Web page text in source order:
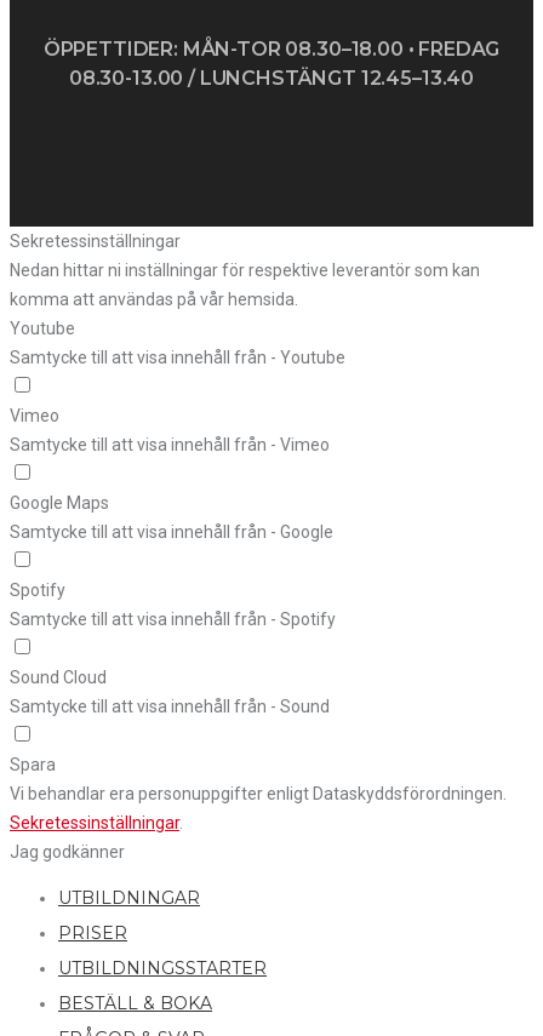
ÖPPETTIDER: MÅN-TOR 08.30–18.00 • FREDAG
08.30-13.00 / LUNCHSTÄNGT 12.45–13.40
Sekretessinställningar
Nedan hittar ni inställningar för respektive leverantör som kan
komma att användas på vår hemsida.
Youtube
Samtycke till att visa innehåll från - Youtube
Vimeo
Samtycke till att visa innehåll från - Vimeo
Google Maps
Samtycke till att visa innehåll från - Google
Spotify
Samtycke till att visa innehåll från - Spotify
Sound Cloud
Samtycke till att visa innehåll från - Sound
Spara
Vi behandlar era personuppgifter enligt Dataskyddsförordningen.
Sekretessinställningar.
Jag godkänner
UTBILDNINGAR
PRISER
UTBILDNINGSSTARTER
BESTÄLL & BOKA